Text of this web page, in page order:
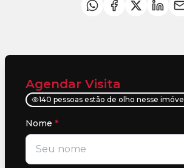
Agendar Visita
140 pessoas estão de olho nesse imóvel
Nome *